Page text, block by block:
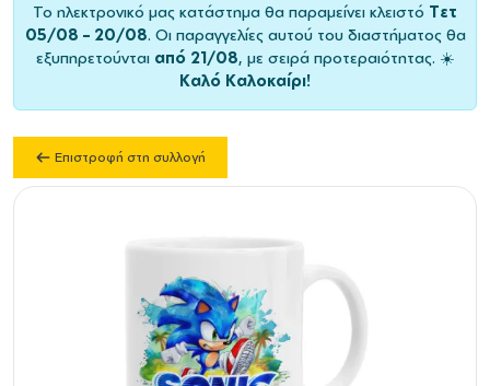
Το ηλεκτρονικό μας κατάστημα θα παραμείνει κλειστό Τετ
05/08 – 20/08. Οι παραγγελίες αυτού του διαστήματος θα
εξυπηρετούνται από 21/08, με σειρά προτεραιότητας. ☀️
Καλό Καλοκαίρι!
Επιστροφή στη συλλογή